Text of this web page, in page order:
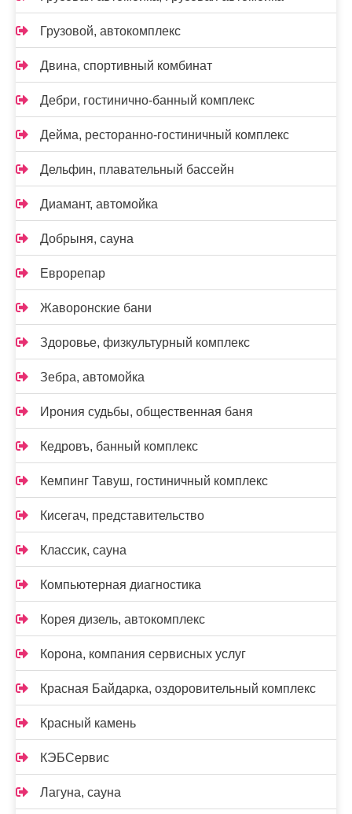
Грузовой, автокомплекс
Двина, спортивный комбинат
Дебри, гостинично-банный комплекс
Дейма, ресторанно-гостиничный комплекс
Дельфин, плавательный бассейн
Диамант, автомойка
Добрыня, сауна
Еврорепар
Жаворонские бани
Здоровье, физкультурный комплекс
Зебра, автомойка
Ирония судьбы, общественная баня
Кедровъ, банный комплекс
Кемпинг Тавуш, гостиничный комплекс
Кисегач, представительство
Классик, сауна
Компьютерная диагностика
Корея дизель, автокомплекс
Корона, компания сервисных услуг
Красная Байдарка, оздоровительный комплекс
Красный камень
КЭБСервис
Лагуна, сауна